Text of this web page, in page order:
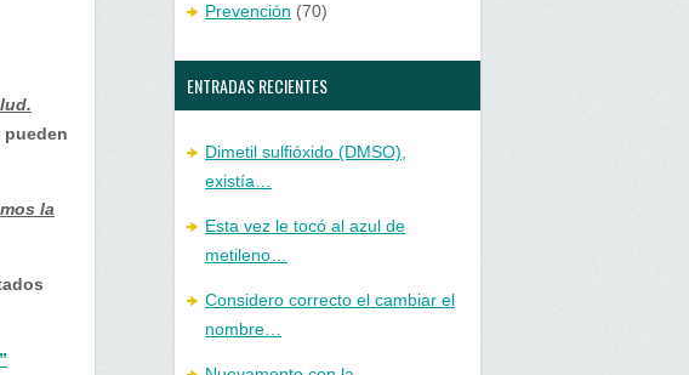
pueden
la
Prevención (70)
ENTRADAS RECIENTES
Dimetil sulfióxido (DMSO),
existía…
Esta vez le tocó al azul de
metileno…
Considero correcto el cambiar el
nombre…